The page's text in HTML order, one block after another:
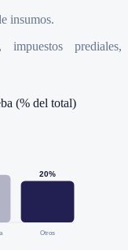
insumos.
prediales,
(% del total)
20%
Otros